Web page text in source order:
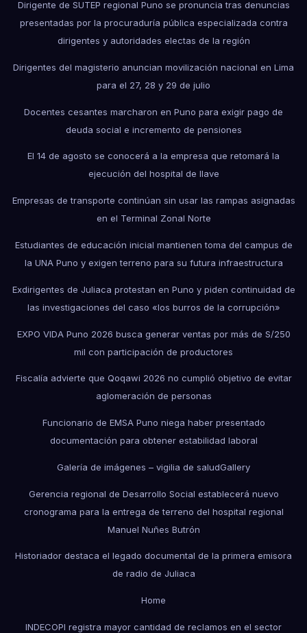
Dirigente de SUTEP regional Puno se pronuncia tras denuncias
presentadas por la procuraduría pública especializada contra
dirigentes y autoridades electas de la región
Dirigentes del magisterio anuncian movilización nacional en Lima
para el 27, 28 y 29 de julio
Docentes cesantes marcharon en Puno para exigir pago de
deuda social e incremento de pensiones
El 14 de agosto se conocerá a la empresa que retomará la
ejecución del hospital de Ilave
Empresas de transporte continúan sin usar las rampas asignadas
en el Terminal Zonal Norte
Estudiantes de educación inicial mantienen toma del campus de
la UNA Puno y exigen terreno para su futura infraestructura
Exdirigentes de Juliaca protestan en Puno y piden continuidad de
las investigaciones del caso «los burros de la corrupción»
EXPO VIDA Puno 2026 busca generar ventas por más de S/250
mil con participación de productores
Fiscalía advierte que Qoqawi 2026 no cumplió objetivo de evitar
aglomeración de personas
Funcionario de EMSA Puno niega haber presentado
documentación para obtener estabilidad laboral
Galería de imágenes – vigilia de saludGallery
Gerencia regional de Desarrollo Social establecerá nuevo
cronograma para la entrega de terreno del hospital regional
Manuel Nuñes Butrón
Historiador destaca el legado documental de la primera emisora
de radio de Juliaca
Home
INDECOPI registra mayor cantidad de reclamos en el sector